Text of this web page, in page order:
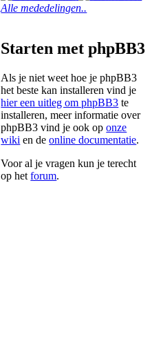
Alle mededelingen..
Starten met phpBB3
Als je niet weet hoe je phpBB3
het beste kan installeren vind je
hier een uitleg om phpBB3 te
installeren, meer informatie over
phpBB3 vind je ook oponze
wiki en deonline documentatie.
Voor al je vragen kun je terecht
op hetforum.